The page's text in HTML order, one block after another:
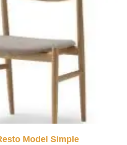
Model Simple